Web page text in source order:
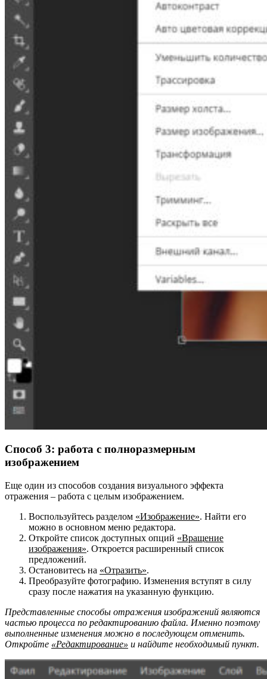
Способ 3: работа с полноразмерным
изображением
Еще один из способов создания визуального эффекта
отражения – работа с целым изображением.
Воспользуйтесь разделом «Изображение». Найти его
можно в основном меню редактора.
Откройте список доступных опций «Вращение
изображения». Откроется расширенный список
предложений.
Остановитесь на «Отразить».
Преобразуйте фотографию. Изменения вступят в силу
сразу после нажатия на указанную функцию.
Представленные способы отражения изображений являются
частью процесса по редактированию файла. Именно поэтому
выполненные изменения можно в последующем отменить.
Откройте «Редактирование» и найдите необходимый пункт.